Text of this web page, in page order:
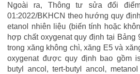
Ngoài ra, Thông tư sửa đổi
01:2022/BKHCN theo hướng quy
etanol nhiên liệu (biến tính hoặc
hợp chất oxygenat quy định tại
trong xăng không chì, xăng E5 và
oxygenat được quy định bao gồm
butyl ancol, tert-butyl ancol,